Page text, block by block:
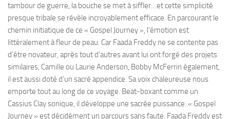
tambour de guerre, la bouche se met à siffler…et cette simplicité
presque tribale se révèle incroyablement efficace. En parcourant le
chemin initiatique de ce « Gospel Journey », l’émotion est
littéralement à fleur de peau. Car Faada Freddy ne se contente pas
d’être novateur, après tout d’autres avant lui ont forgé des projets
similaires, Camille ou Laurie Anderson, Bobby McFerrin également,
il est aussi doté d’un sacré appendice. Sa voix chaleureuse nous
emporte tout au long de ce voyage. Beat-boxant comme un
Cassius Clay sonique, il développe une sacrée puissance. « Gospel
Journey » est décidément un parcours sans faute. Faada Freddy est